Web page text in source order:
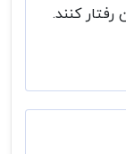
رفتار کنند.